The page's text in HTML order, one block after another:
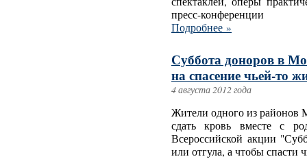
пресс-конференции
Подробнее »
Суббота доноров в
на спасение чьей-то
4 августа 2012 года
Жители одного из
сдать кровь вместе с
Всероссийской акции
или отгула, а чтобы спасти